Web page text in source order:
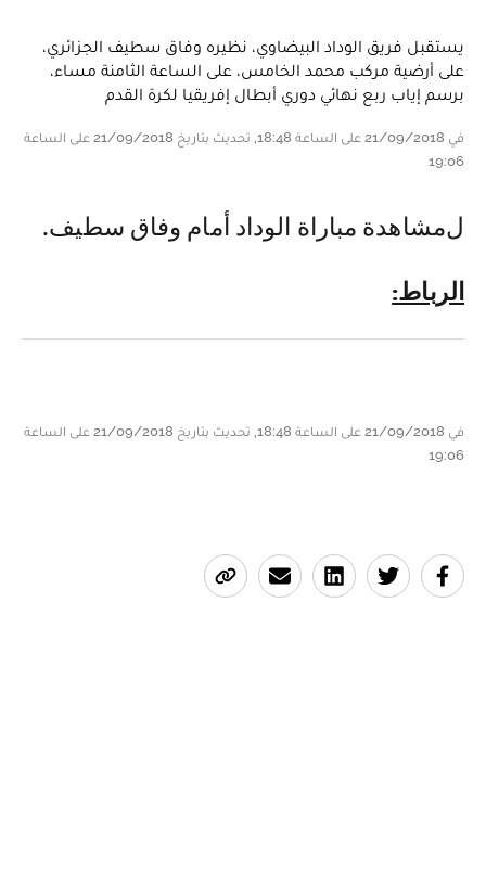
يستقبل فريق الوداد البيضاوي، نظيره وفاق سطيف الجزائري،
على أرضية مركب محمد الخامس، على الساعة الثامنة مساء،
برسم إياب ربع نهائي دوري أبطال إفريقيا لكرة القدم
في 21/09/2018 على الساعة 18:48, تحديث بتاريخ 21/09/2018 على الساعة
19:06
لمشاهدة مباراة الوداد أمام وفاق سطيف.
الرباط:
في 21/09/2018 على الساعة 18:48, تحديث بتاريخ 21/09/2018 على الساعة
19:06